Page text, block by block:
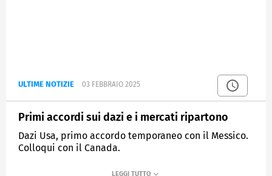
ULTIME NOTIZIE 03 FEBBRAIO 2025
Primi accordi sui dazi e i mercati ripartono
Dazi Usa, primo accordo temporaneo con il Messico.
Colloqui con il Canada.